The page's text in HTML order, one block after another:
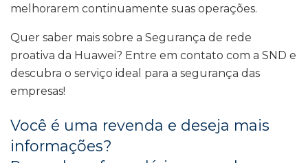
melhorarem continuamente suas operações.
Quer saber mais sobre a Segurança de rede
proativa da Huawei? Entre em contato com a SND e
descubra o serviço ideal para a segurança das
empresas!
Você é uma revenda e deseja mais
informações?